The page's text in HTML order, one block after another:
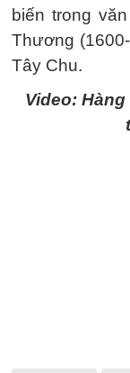
biến trong
Thương
Tây Chu.
Video: